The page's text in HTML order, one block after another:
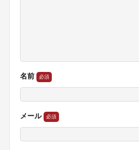
名前
メール